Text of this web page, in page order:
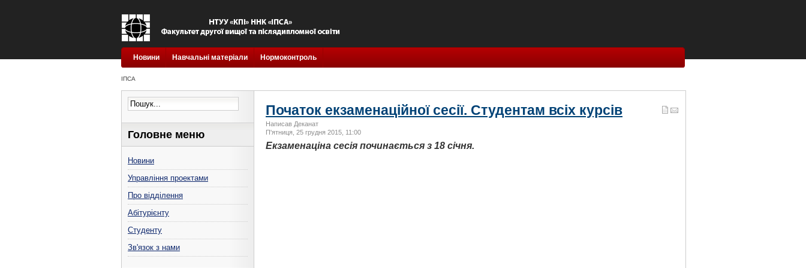
Новини Навчальні матеріали Нормоконтроль
ІПСА
Початок екзаменаційної сесії. Студентам всіх курсів
Написав Деканат
П'ятниця, 25 грудня 2015, 11:00
Екзаменаціна сесія починається з 18 січня.
Головне меню
Новини
Управління проектами
Про відділення
Абітурієнту
Студенту
Зв'язок з нами